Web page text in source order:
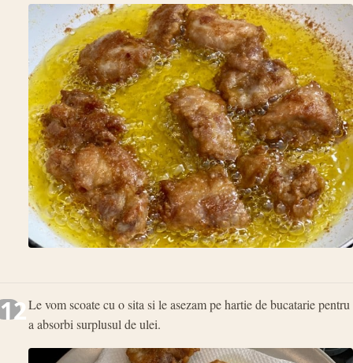
12Le vom scoate cu o sita si le asezam pe hartie de bucatarie pentru
a absorbi surplusul de ulei.